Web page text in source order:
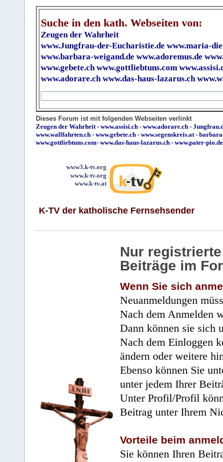
Suche in den kath. Webseiten von:
Zeugen der Wahrheit
www.Jungfrau-der-Eucharistie.de www.maria-
www.barbara-weigand.de www.adoremus.de
www.gebete.ch www.gottliebtuns.com
www.adorare.ch www.das-haus-lazarus.ch
Dieses Forum ist mit folgenden Webseiten verlinkt
Zeugen der Wahrheit- www.assisi.ch - www.adorare.ch -
www.wallfahrten.ch - www.gebete.ch - www.segenskreis.at-
www.gottliebtuns.com- www.das-haus-lazarus.ch - www.pater-pio.de
www3.k-tv.org
www.k-tv.org
www.k-tv.at
K-TV der katholische Fernsehsender
Nur
Beiträge im
Wenn Sie sich
Neuanmeldungen
Nach dem Anmelden
Dann können sie sich
Nach dem Einloggen
ändern oder weitere
Ebenso können Sie
unter jedem Ihrer
Unter Profil/Profil
Beitrag unter Ihrem
Vorteile beim
Sie können Ihren